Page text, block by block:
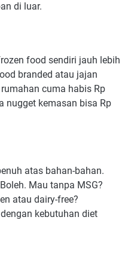
di luar.
food sendiri jauh lebih
branded atau jajan
cuma habis Rp
nugget kemasan bisa Rp
atas bahan-bahan.
Mau tanpa MSG?
atau dairy-free?
kebutuhan diet